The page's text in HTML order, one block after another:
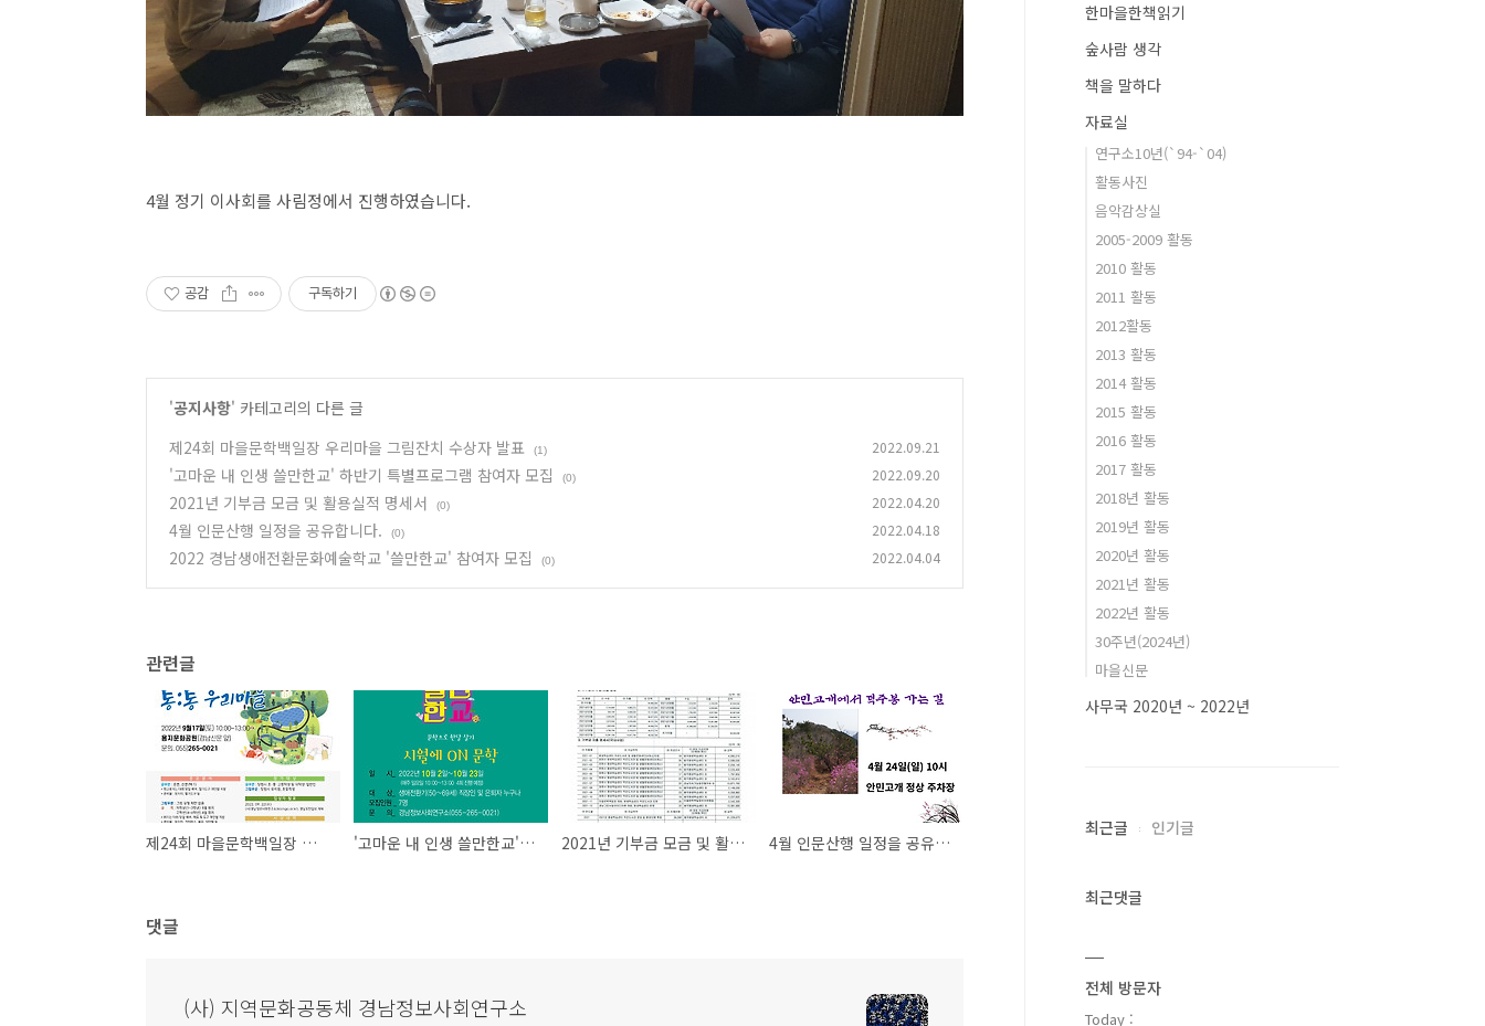
4월 정기 이사회를 사림정에서 진행하였습니다.
공감 구독하기
'공지사항' 카테고리의 다른 글
제24회 마을문학백일장 우리마을 그림잔치 수상자 발표
(1) 2022.09.21
'고마운 내 인생 쓸만한교' 하반기 특별프로그램 참여자 모집 (0) 2022.09.20
2021년 기부금 모금 및 활용실적 명세서 (0) 2022.04.20
4월 인문산행 일정을 공유합니다. (0) 2022.04.18
2022 경남생애전환문화예술학교 '쓸만한교' 참여자 모집 (0) 2022.04.04
관련글
제24회 마을문학백일장 우리마을 그림잔치 수상자 발표 '고마운 내 인생 쓸만한교' 하반기 특별프로그램 참여자 모집 2021년 기부금 모금 및 활용실적 명세서 4월 인문산행 일정을 공유합니다.
댓글
(사) 지역문화공동체 경남정보사회연구소
한마을한책읽기
숲사람 생각
책을 말하다
자료실
연구소10년(`94-`04)
활동사진
음악감상실
2005-2009 활동
2010 활동
2011 활동
2012활동
2013 활동
2014 활동
2015 활동
2016 활동
2017 활동
2018년 활동
2019년 활동
2020년 활동
2021년 활동
2022년 활동
30주년(2024년)
마을신문
사무국 2020년 ~ 2022년
최근글 인기글
최근댓글
전체 방문자
Today :